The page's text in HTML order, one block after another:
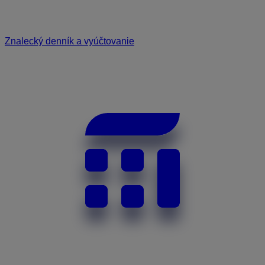
Znalecký denník a vyúčtovanie